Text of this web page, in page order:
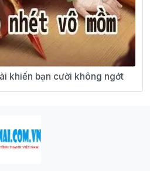
khiến bạn cười không ngớt